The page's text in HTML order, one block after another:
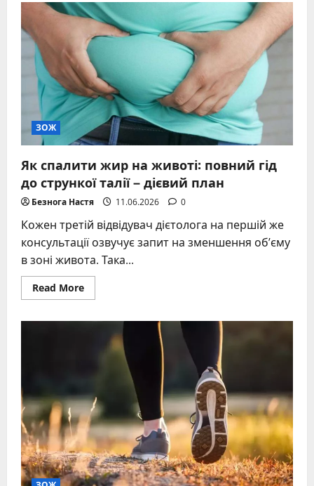
під
час
дієти
–
повний
перелік
дозволених
продуктів
та
правил
ЗОЖ
Як спалити жир на животі: повний гід
до стрункої талії – дієвий план
Безнога Настя 11.06.2026 0
Кожен третій відвідувач дієтолога на першій же
консультації озвучує запит на зменшення об’єму
в зоні живота. Така...
Read MoreRead
more
спалити
животі:
стрункої
талії
–
дієвий
план